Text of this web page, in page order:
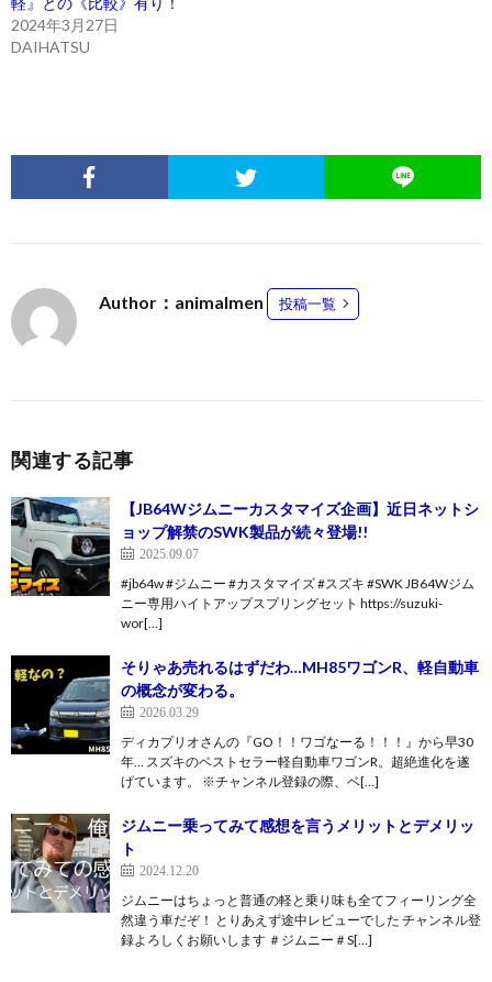
2024年3月27日
DAIHATSU
Author：animalmen 投稿一覧
関連する記事
【JB64Wジムニーカスタマイズ企画】近日ネットシ
ョップ解禁のSWK製品が続々登場!!
2025.09.07
#jb64w #ジムニー #カスタマイズ #スズキ #SWK JB64Wジム
ニー専用ハイトアップスプリングセット https://suzuki-
wor[…]
そりゃあ売れるはずだわ…MH85ワゴンR、軽自動車
の概念が変わる。
2026.03.29
ディカプリオさんの『GO！！ワゴなーる！！！』から早30
年… スズキのベストセラー軽自動車ワゴンR。超絶進化を遂
げています。 ※チャンネル登録の際、ベ[…]
ジムニー乗ってみて感想を言うメリットとデメリッ
ト
2024.12.20
ジムニーはちょっと普通の軽と乗り味も全てフィーリング全
然違う車だぞ！ とりあえず途中レビューでした チャンネル登
録よろしくお願いします ＃ジムニー＃S[…]